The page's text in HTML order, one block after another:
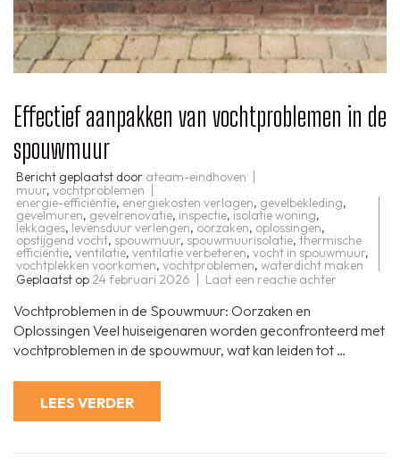
Effectief aanpakken van vochtproblemen in de
spouwmuur
Bericht geplaatst door ateam-eindhoven
muur, vochtproblemen
energie-efficiëntie, energiekosten verlagen, gevelbekleding,
gevelmuren, gevelrenovatie, inspectie, isolatie woning,
lekkages, levensduur verlengen,oorzaken, oplossingen,
opstijgend vocht, spouwmuur, spouwmuurisolatie, thermische
efficiëntie, ventilatie, ventilatie verbeteren, vocht in spouwmuur,
vochtplekken voorkomen, vochtproblemen, waterdicht maken
Geplaatst op 24 februari 2026 Laat een reactie achter
in
de
Vochtproblemen in de Spouwmuur: Oorzaken en
Oplossingen Veel huiseigenaren worden geconfronteerd met
vochtproblemen in de spouwmuur, wat kan leiden tot …
LEES VERDER